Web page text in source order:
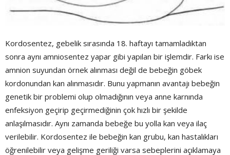
Kordosentez, gebelik sırasında 18. haftayı tamamladıktan
sonra aynı amniosentez yapar gibi yapılan bir işlemdir. Farkı ise
amnion suyundan örnek alınması değil de bebeğin göbek
kordonundan kan alınmasıdır. Bunu yapmanın avantajı bebeğin
genetik bir problemi olup olmadığının veya anne karnında
enfeksiyon geçirip geçirmediğinin çok hızlı bir şekilde
anlaşılmasıdır. Aynı zamanda bebeğe bu yolla kan veya ilaç
verilebilir. Kordosentez ile bebeğin kan grubu, kan hastalıkları
öğrenilebilir veya gelişme geriliği varsa sebeplerini açıklamaya